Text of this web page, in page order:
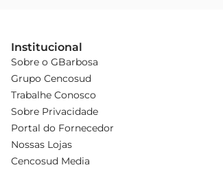
Institucional
Sobre o GBarbosa
Grupo Cencosud
Trabalhe Conosco
Sobre Privacidade
Portal do Fornecedor
Nossas Lojas
Cencosud Media